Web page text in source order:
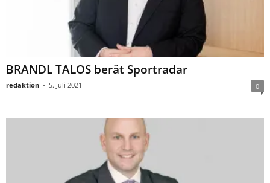
BRANDL TALOS berät Sportradar
redaktion - 5. Juli 2021 0